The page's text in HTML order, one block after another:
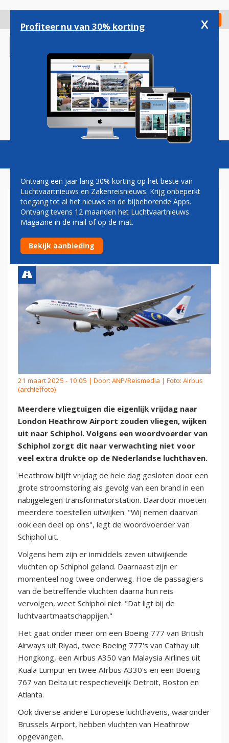
gaan
Check in
Magazine Podcasts Vacatures
VLIEGTUIGEN MET
BESTEMMING HEATHROW
WIJKEN UIT NAAR SCHIPHOL
21 maart 2025 - 10:05 | Door: ANP/Reismedia | Foto: Airbus
(archieffoto)
Meerdere vliegtuigen die eigenlijk vrijdag naar
London Heathrow Airport zouden vliegen, wijken
uit naar Schiphol. Volgens een woordvoerder van
Schiphol zorgt dit naar verwachting niet voor
veel extra drukte op de Nederlandse luchthaven.
Heathrow blijft vrijdag de hele dag gesloten door een
grote stroomstoring als gevolg van een brand in een
nabijgelegen transformatorstation. Daardoor moeten
meerdere toestellen uitwijken. "Wij nemen daarvan
ook een deel op ons", legt de woordvoerder van
Schiphol uit.
Volgens hem zijn er inmiddels zeven uitwijkende
vluchten op Schiphol geland. Daarnaast zijn er
momenteel nog twee onderweg. Hoe de passagiers
van de betreffende vluchten daarna hun reis
vervolgen, weet Schiphol niet. "Dat ligt bij de
luchtvaartmaatschappijen."
Het gaat onder meer om een Boeing 777 van British
Airways uit Riyad, twee Boeing 777's van Cathay uit
Hongkong, een Airbus A350 van Malaysia Airlines uit
Kuala Lumpur en twee AIrbus A330's en een Boeing
767 van Delta uit respectievelijk Detroit, Boston en
Atlanta.
Ook diverse andere Europese luchthavens, waaronder
Brussels Airport, hebben vluchten van Heathrow
opgevangen.
Profiteer nu van 30% korting x
Ontvang een jaar lang 30% korting op het beste van
Luchtvaartnieuws en Zakenreisnieuws. Krijg onbeperkt
toegang tot al het nieuws en de bijbehorende Apps.
Ontvang tevens 12 maanden het Luchtvaartnieuws
Magazine in de mail of op de mat.
Bekijk aanbieding